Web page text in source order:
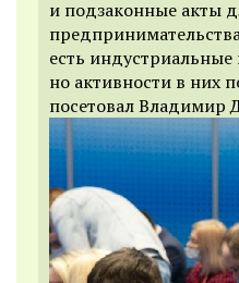
и подзаконные акты
есть
но активности в них
посетовал Владимир